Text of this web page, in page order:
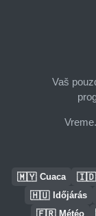
Vaš
🇲🇾 Cuaca 🇮🇩
🇭🇺 Időjárás
🇫🇷 Météo